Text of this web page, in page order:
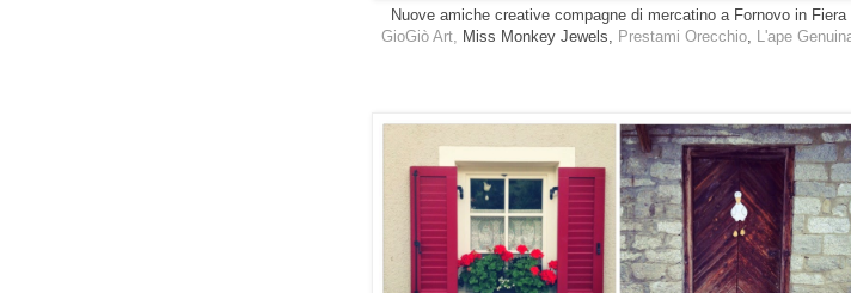
Nuove amiche creative compagne di mercatino a Fornovo in Fiera
GioGiò Art, Miss Monkey Jewels, Prestami Orecchio L'ape